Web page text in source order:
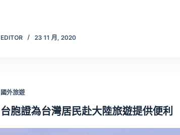
EDITOR 23 11 月, 2020
國外旅遊
台胞證為台灣居民赴大陸旅遊提供便利